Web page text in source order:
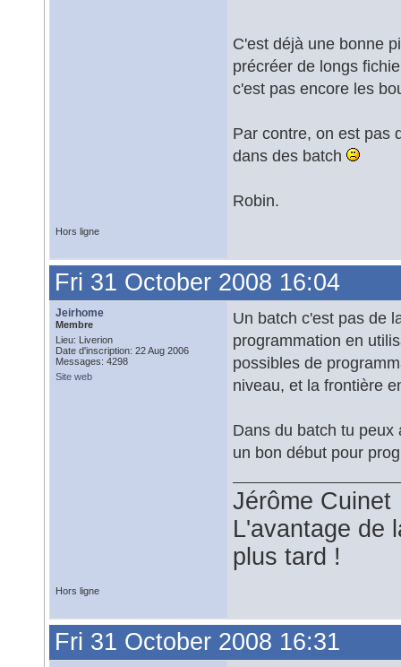
C'est déjà une bonne
précréer de longs
c'est pas encore les
Par contre, on est pas
dans des batch
Robin.
Hors ligne
Fri 31 October 2008 16:04
Jeirhome
Membre
Lieu: Liverion
Date d'inscription: 22 Aug 2006
Messages: 4298
Site web
Un batch c'est pas de
programmation en
possibles de
niveau, et la frontière
Dans du batch tu
un bon début pour
Jérôme Cuinet
L'avantage de
plus tard !
Hors ligne
Fri 31 October 2008 16:31